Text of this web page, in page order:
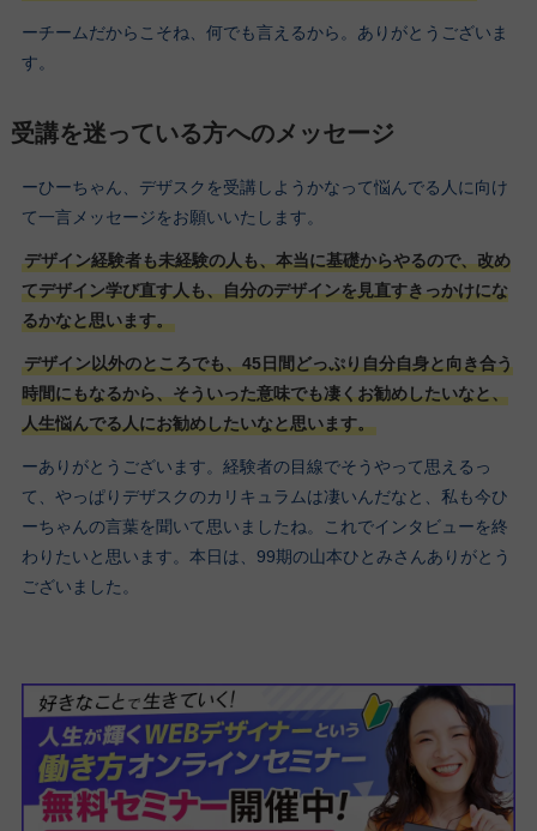
ーチームだからこそね、何でも言えるから。ありがとうございま
す。
受講を迷っている方へのメッセージ
ーひーちゃん、デザスクを受講しようかなって悩んでる人に向け
て一言メッセージをお願いいたします。
デザイン経験者も未経験の人も、本当に基礎からやるので、改め
てデザイン学び直す人も、自分のデザインを見直すきっかけにな
るかなと思います。
デザイン以外のところでも、45日間どっぷり自分自身と向き合う
時間にもなるから、そういった意味でも凄くお勧めしたいなと、
人生悩んでる人にお勧めしたいなと思います。
ーありがとうございます。経験者の目線でそうやって思えるっ
て、やっぱりデザスクのカリキュラムは凄いんだなと、私も今ひ
ーちゃんの言葉を聞いて思いましたね。これでインタビューを終
わりたいと思います。本日は、99期の山本ひとみさんありがとう
ございました。